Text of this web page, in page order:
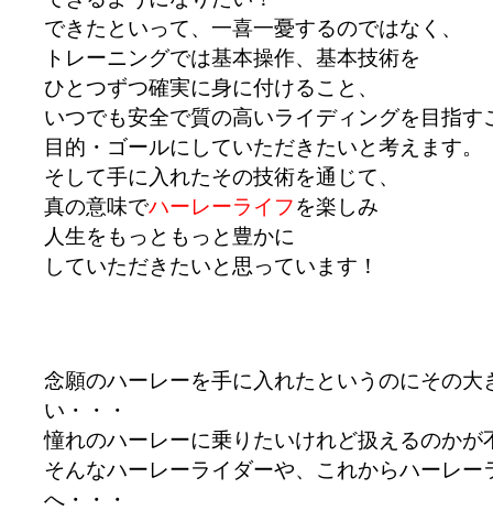
できたといって、一喜一憂するのではなく、
トレーニングでは基本操作、基本技術を
ひとつずつ確実に身に付けること、
いつでも安全で質の高いライディングを目指す
目的・ゴールにしていただきたいと考えます。
そして手に入れたその技術を通じて、
真の意味でハーレーライフを楽しみ
人生をもっともっと豊かに
していただきたいと思っています！
念願のハーレーを手に入れたというのにその大
い・・・
憧れのハーレーに乗りたいけれど扱えるのかが
そんなハーレーライダーや、これからハーレー
へ・・・